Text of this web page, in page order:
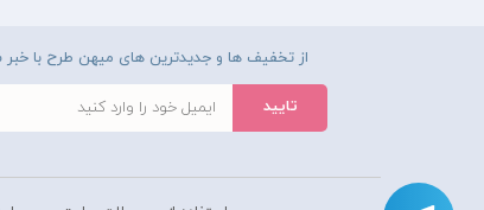
از تخفیف ها و جدیدترین های میهن طرح با خبر